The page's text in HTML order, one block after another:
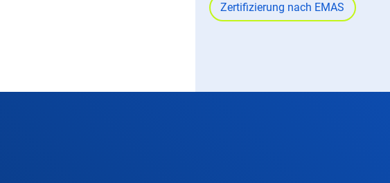
Zertifizierung nach EMAS